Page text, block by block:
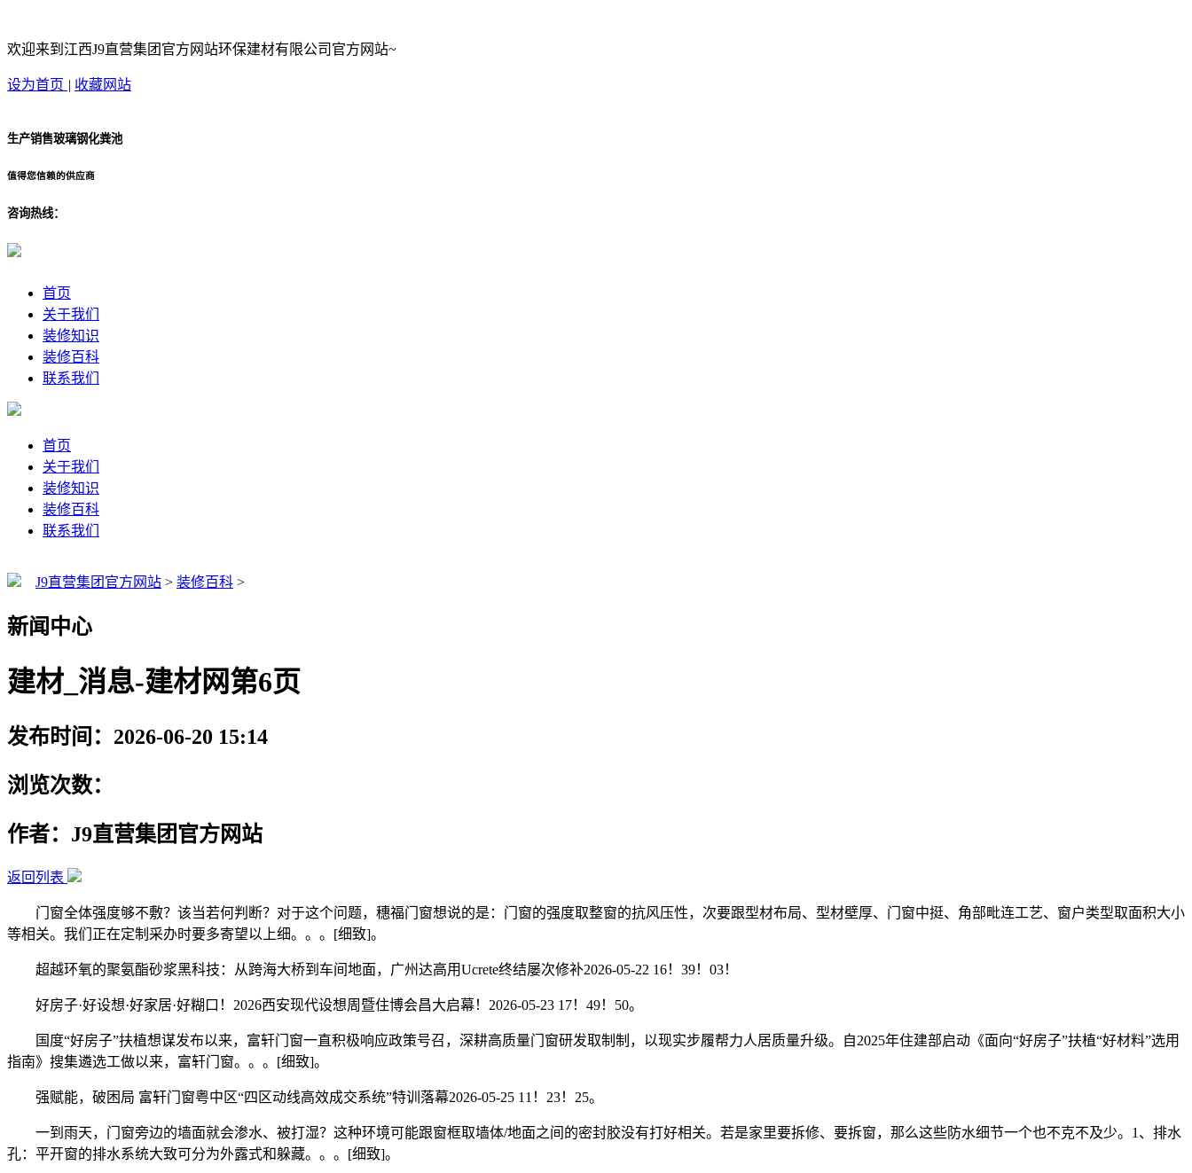
欢迎来到江西J9直营集团官方网站环保建材有限公司官方网站~
设为首页 | 收藏网站
生产销售玻璃钢化粪池
值得您信赖的供应商
咨询热线：
首页
关于我们
装修知识
装修百科
联系我们
首页
关于我们
装修知识
装修百科
联系我们
J9直营集团官方网站 > 装修百科 >
新闻中心
建材_消息-建材网第6页
发布时间：2026-06-20 15:14
浏览次数：
作者：J9直营集团官方网站
返回列表
门窗全体强度够不敷？该当若何判断？对于这个问题，穗福门窗想说的是：门窗的强度取整窗的抗风压性，次要跟型材布局、型材壁厚、门窗中挺、角部毗连工艺、窗户类型取面积大小
等相关。我们正在定制采办时要多寄望以上细。。。[细致]。
超越环氧的聚氨酯砂浆黑科技：从跨海大桥到车间地面，广州达高用Ucrete终结屡次修补2026-05-22 16！39！03！
好房子·好设想·好家居·好糊口！2026西安现代设想周暨住博会昌大启幕！2026-05-23 17！49！50。
国度“好房子”扶植想谋发布以来，富轩门窗一直积极响应政策号召，深耕高质量门窗研发取制制，以现实步履帮力人居质量升级。自2025年住建部启动《面向“好房子”扶植“好材料”选用
指南》搜集遴选工做以来，富轩门窗。。。[细致]。
强赋能，破困局 富轩门窗粤中区“四区动线高效成交系统”特训落幕2026-05-25 11！23！25。
一到雨天，门窗旁边的墙面就会渗水、被打湿？这种环境可能跟窗框取墙体/地面之间的密封胶没有打好相关。若是家里要拆修、要拆窗，那么这些防水细节一个也不克不及少。1、排水
孔：平开窗的排水系统大致可分为外露式和躲藏。。。[细致]。